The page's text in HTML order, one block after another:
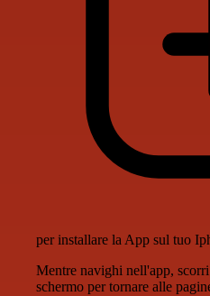
per installare la App sul tuo
Mentre navighi nell'app,
schermo per tornare alle